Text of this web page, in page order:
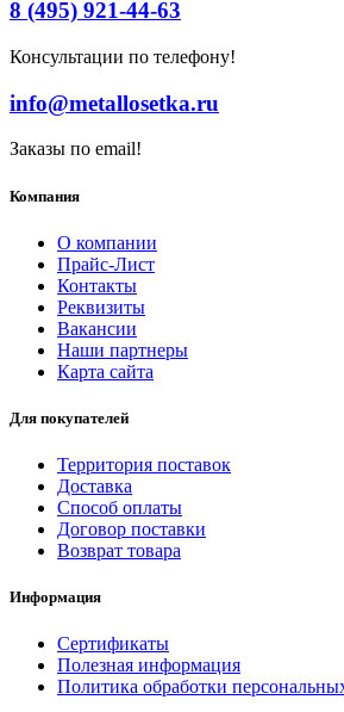
8 (495) 921-44-63
Консультации по телефону!
info@metallosetka.ru
Заказы по email!
Компания
О компании
Прайс-Лист
Контакты
Реквизиты
Вакансии
Наши партнеры
Карта сайта
Для покупателей
Территория поставок
Доставка
Способ оплаты
Договор поставки
Возврат товара
Информация
Сертификаты
Полезная информация
Политика обработки